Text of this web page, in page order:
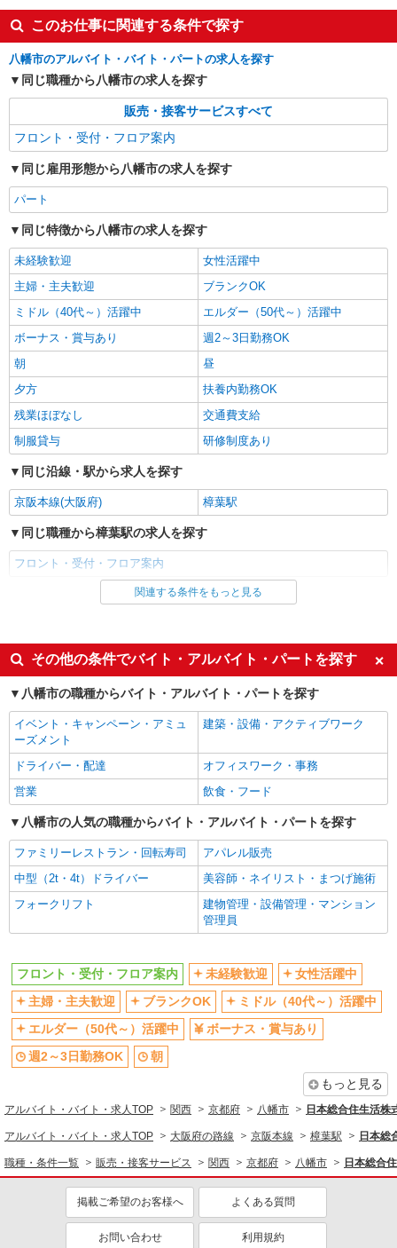
このお仕事に関連する条件で探す
八幡市のアルバイト・バイト・パートの求人を探す
同じ職種から八幡市の求人を探す
販売・接客サービスすべて
フロント・受付・フロア案内
同じ雇用形態から八幡市の求人を探す
パート
同じ特徴から八幡市の求人を探す
未経験歓迎
女性活躍中
主婦・主夫歓迎
ブランクOK
ミドル（40代～）活躍中
エルダー（50代～）活躍中
ボーナス・賞与あり
週2～3日勤務OK
朝
昼
夕方
扶養内勤務OK
残業ほぼなし
交通費支給
制服貸与
研修制度あり
同じ沿線・駅から求人を探す
京阪本線(大阪府) 樟葉駅
同じ職種から樟葉駅の求人を探す
フロント・受付・フロア案内
同じ雇用形態から樟葉駅の求人を探す
同じ特徴から樟葉駅の求人を探す
未経験歓迎
女性活躍中
主婦・主夫歓迎
ブランクOK
ミドル（40代～）活躍中
ボーナス・賞与あり
週2～3日勤務OK
朝
昼
夕方
扶養内勤務OK
残業ほぼなし
交通費支給
制服貸与
研修制度あり
同じ職種から求人を探す
販売・接客サービス
同じ特徴から求人を探す
未経験歓迎
ミドル（40代～）活躍中
ボーナス・賞与あり
週2～3日勤務OK
扶養内勤務OK
関連する条件をもっと見る
その他の条件でバイト・アルバイト・パートを探す
八幡市の職種からバイト・アルバイト・パートを探す
イベント・キャンペーン・アミュ
ーズメント
建築・設備・アクティブワーク
ドライバー・配達
オフィスワーク・事務
営業
飲食・フード
八幡市の人気の職種からバイト・アルバイト・パートを探す
ファミリーレストラン・回転寿司
アパレル販売
中型（2t・4t）ドライバー
美容師・ネイリスト・まつげ施術
フォークリフト
建物管理・設備管理・マンション
管理員
フロント・受付・フロア案内 未経験歓迎
女性活躍中
主婦・主夫歓迎
ブランクOK
ミドル（40代～）活躍中
エルダー（50代～）活躍中
ボーナス・賞与あり
週2～3日勤務OK
朝
もっと見る
アルバイト・バイト・求人TOP 関西 京都府 八幡市 日本総合住生活
アルバイト・バイト・求人TOP 大阪府の路線 京阪本線 樟葉駅 日本総
職種・条件一覧 販売・接客サービス 関西 京都府 八幡市 日本総合
掲載ご希望のお客様へ よくある質問
お問い合わせ 利用規約